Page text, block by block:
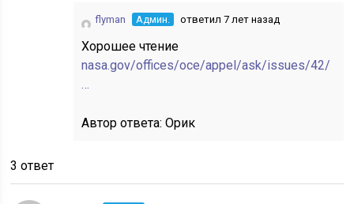
flyman Админ. ответил 7 лет назад
Хорошее чтение
nasa.gov/offices/oce/appel/ask/issues/42/
…
Автор ответа:Орик
3 ответ